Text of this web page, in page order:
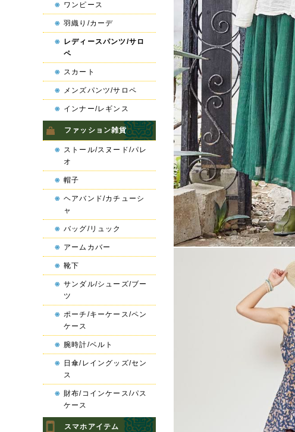
ワンピース
羽織り/カーデ
レディースパンツ/サロ
ペ
スカート
メンズパンツ/サロペ
インナー/レギンス
ファッション雑貨
ストール/スヌード/パレ
オ
帽子
ヘアバンド/カチューシ
ャ
バッグ/リュック
アームカバー
靴下
サンダル/シューズ/ブー
ツ
ポーチ/キーケース/ペン
ケース
腕時計/ベルト
日傘/レイングッズ/セン
ス
財布/コインケース/パス
ケース
スマホアイテム